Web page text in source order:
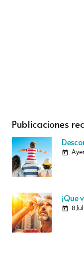
Publicaciones
today
¡Que
today 8